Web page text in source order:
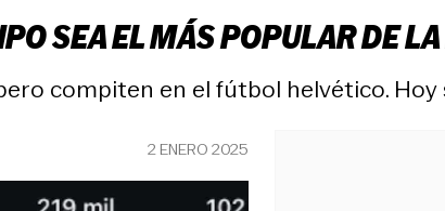
SEA EL MÁS POPULAR DE
compiten en el fútbol helvético.
2 ENERO 2025